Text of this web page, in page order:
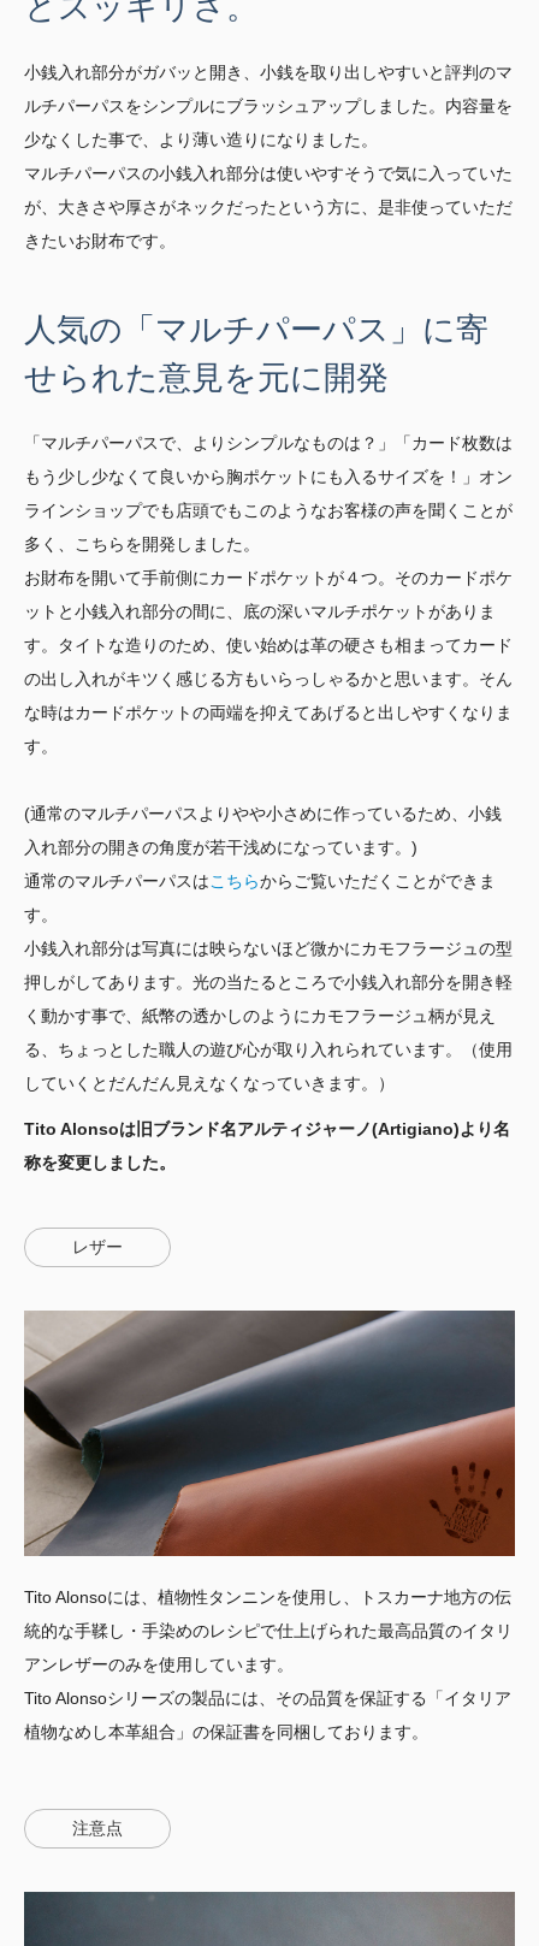
とスッキリさ。
小銭入れ部分がガバッと開き、小銭を取り出しやすいと評判のマ
ルチパーパスをシンプルにブラッシュアップしました。内容量を
少なくした事で、より薄い造りになりました。
マルチパーパスの小銭入れ部分は使いやすそうで気に入っていた
が、大きさや厚さがネックだったという方に、是非使っていただ
きたいお財布です。
人気の「マルチパーパス」に寄
せられた意見を元に開発
「マルチパーパスで、よりシンプルなものは？」「カード枚数は
もう少し少なくて良いから胸ポケットにも入るサイズを！」オン
ラインショップでも店頭でもこのようなお客様の声を聞くことが
多く、こちらを開発しました。
お財布を開いて手前側にカードポケットが４つ。そのカードポケ
ットと小銭入れ部分の間に、底の深いマルチポケットがありま
す。タイトな造りのため、使い始めは革の硬さも相まってカード
の出し入れがキツく感じる方もいらっしゃるかと思います。そん
な時はカードポケットの両端を抑えてあげると出しやすくなりま
す。
(通常のマルチパーパスよりやや小さめに作っているため、小銭
入れ部分の開きの角度が若干浅めになっています。)
通常のマルチパーパスはこちらからご覧いただくことができま
す。
小銭入れ部分は写真には映らないほど微かにカモフラージュの型
押しがしてあります。光の当たるところで小銭入れ部分を開き軽
く動かす事で、紙幣の透かしのようにカモフラージュ柄が見え
る、ちょっとした職人の遊び心が取り入れられています。（使用
していくとだんだん見えなくなっていきます。）
Tito Alonsoは旧ブランド名アルティジャーノ(Artigiano)より名
称を変更しました。
レザー
Tito Alonsoには、植物性タンニンを使用し、トスカーナ地方の伝
統的な手鞣し・手染めのレシピで仕上げられた最高品質のイタリ
アンレザーのみを使用しています。
Tito Alonsoシリーズの製品には、その品質を保証する「イタリア
植物なめし本革組合」の保証書を同梱しております。
注意点